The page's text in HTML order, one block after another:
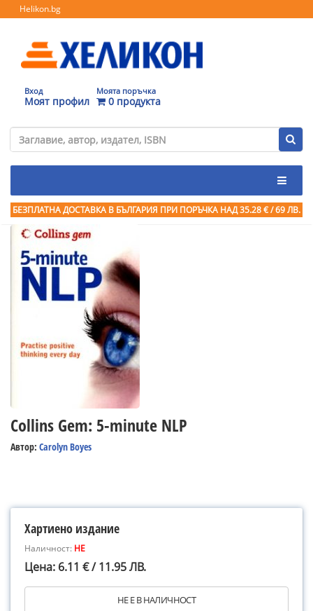
Helikon.bg
Вход
Моят профил
Моята поръчка
0 продукта
БЕЗПЛАТНА ДОСТАВКА В БЪЛГАРИЯ ПРИ ПОРЪЧКА НАД 35.28 € / 69 ЛВ.
Collins Gem: 5-minute NLP
Автор: Carolyn Boyes
Хартиено издание
Наличност: НЕ
Цена: 6.11 € / 11.95 ЛВ.
НЕ Е В НАЛИЧНОСТ